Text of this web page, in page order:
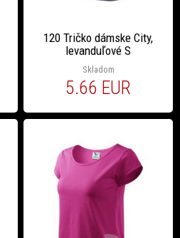
120 Tričko dámske City,
levanduľové S
Skladom
5.66 EUR